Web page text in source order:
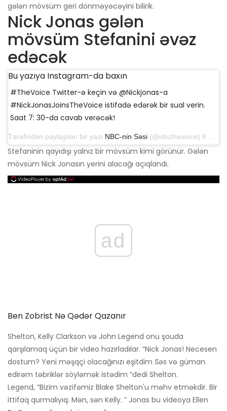
gələn mövsüm geri dönməyəcəyini bilirik.
Nick Jonas gələn
mövsüm Stefanini əvəz
edəcək
Bu yazıya Instagram-da baxın
#TheVoice Twitter-ə keçin və @Nickjonas-a
#NickJonasJoinsTheVoice istifadə edərək bir sual verin.
Saat 7: 30-da cavab verəcək!
Tərəfindən paylaşılan bir yazı NBC-nin Səsi (@nbcthevoice) 8 oktyabr 2019-cu il, saat 6: 12-də PDT
Stefaninin qayıdışı yalnız bir mövsüm kimi görünür. Gələn
mövsüm Nick Jonasın yerini alacağı açıqlandı.
ad
Ben Zobrist Nə Qədər Qazanır
Shelton, Kelly Clarkson və John Legend onu şouda
qarşılamaq üçün bir video hazırladılar. “Nick Jonas! Necesen
dostum? Yeni məşqçi olacağınızı eşitdim Səs və güman
edirəm təbriklər söyləmək istədim ”dedi Shelton.
Legend, “Bizim vəzifəmiz Blake Shelton'u məhv etməkdir. Bir
ittifaq qurmalıyıq. Mən, sən Kelly. ” Jonas bu videoya Ellen